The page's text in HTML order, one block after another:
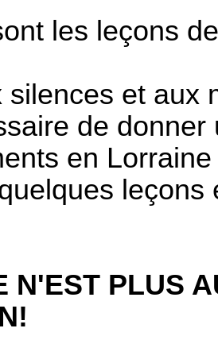
les leçons
silences et aux
de
en
N'EST PLUS